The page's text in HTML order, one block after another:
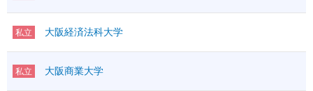
私立 大阪経済法科大学
私立 大阪商業大学